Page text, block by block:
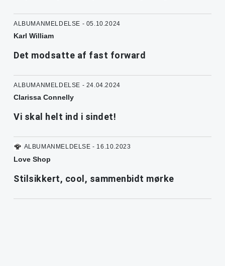
ALBUMANMELDELSE - 05.10.2024
Karl William
Det modsatte af fast forward
ALBUMANMELDELSE - 24.04.2024
Clarissa Connelly
Vi skal helt ind i sindet!
ALBUMANMELDELSE - 16.10.2023
Love Shop
Stilsikkert, cool, sammenbidt mørke